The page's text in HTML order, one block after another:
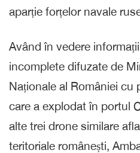
aparție forțelor navale
Având în vedere
incomplete difuzate de
Naționale al României cu
care a explodat în portul
alte trei drone similare
teritoriale românești,